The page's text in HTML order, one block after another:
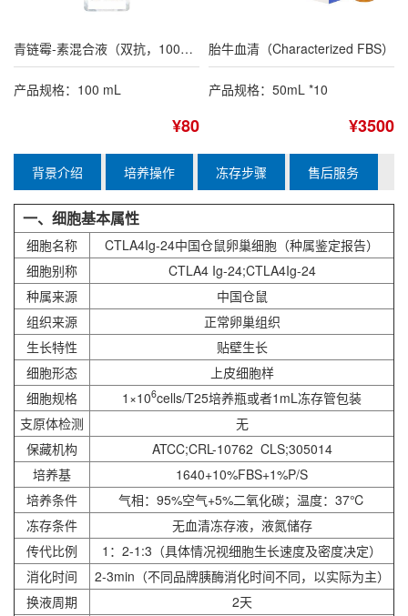
青链霉-素混合液（双抗，100×）
产品规格：100 mL
¥80
胎牛血清（Characterized FBS）
产品规格：50mL *10
¥3500
背景介绍 培养操作 冻存步骤 售后服务
一、细胞基本属性
细胞名称
CTLA4Ig-24中国仓鼠卵巢细胞（种属鉴定报告）
细胞别称
CTLA4 Ig-24;CTLA4Ig-24
种属来源
中国仓鼠
组织来源
正常卵巢组织
生长特性
贴壁生长
细胞形态
上皮细胞样
细胞规格
1×106cells/T25培养瓶或者1mL冻存管包装
支原体检测
无
保藏机构
ATCC;CRL-10762 CLS;305014
培养基
1640+10%FBS+1%P/S
培养条件
气相：95%空气+5%二氧化碳；温度：37℃
冻存条件
无血清冻存液，液氮储存
传代比例
1：2-1:3（具体情况视细胞生长速度及密度决定）
消化时间
2-3min（不同品牌胰酶消化时间不同，以实际为主）
换液周期
2天